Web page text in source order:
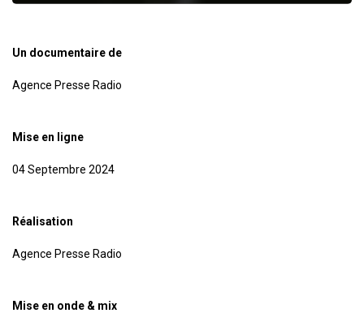
Un documentaire de
Agence Presse Radio
Mise en ligne
04 Septembre 2024
Réalisation
Agence Presse Radio
Mise en onde & mix